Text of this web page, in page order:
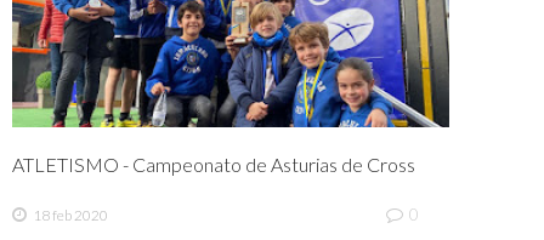
ATLETISMO - Campeonato de Asturias de Cross
18 feb 2020 0